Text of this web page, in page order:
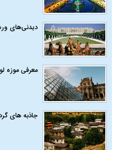
دیدنی‌های
معرفی موزه
جاذبه های